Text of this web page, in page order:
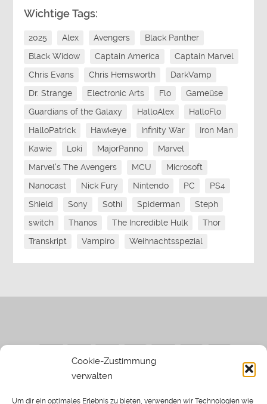
Cookie-Zustimmung
verwalten
Um dir ein optimales Erlebnis zu bieten, verwenden wir Technologien wie
Wichtige Tags:
2025 Alex Avengers
Black Panther
Black Widow
Captain America
Captain Marvel
Chris Evans
Chris Hemsworth
DarkVamp
Dr. Strange
Electronic Arts Flo
Gameüse
Guardians of the Galaxy
HalloAlex
HalloFlo
HalloPatrick
Hawkeye Infinity War
Iron Man
Kawie
Loki MajorPanno
Marvel
Marvel's The Avengers
MCU
Microsoft
Nanocast
Nick Fury Nintendo PC
PS4
Shield
Sony Sothi Spiderman
Steph
switch
Thanos The Incredible Hulk
Thor
Transkript
Vampiro Weihnachtsspezial